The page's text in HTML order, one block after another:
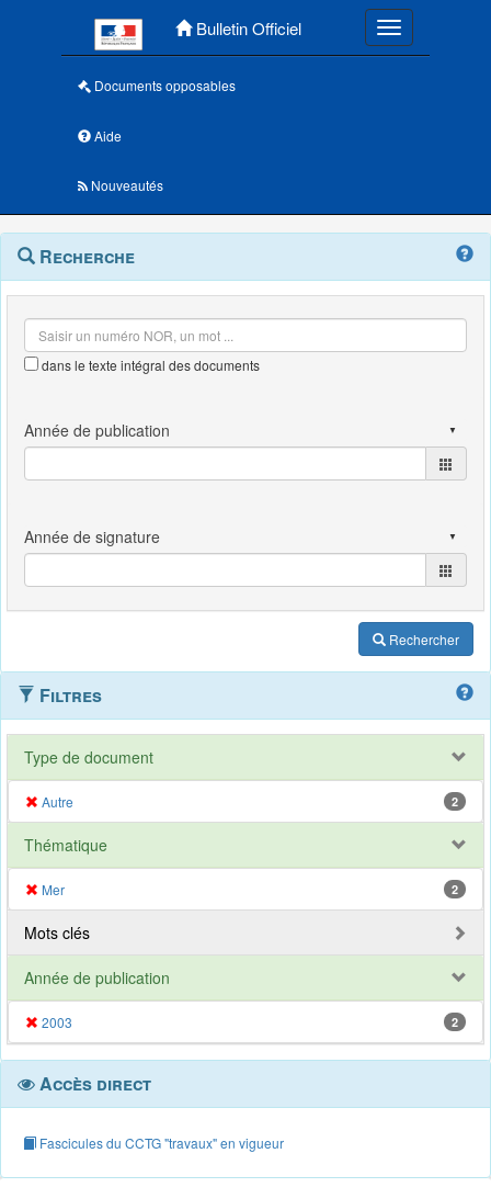
Bulletin Officiel Toggle
Documents opposables
Aide
Nouveautés
Navigation
outils
Menu
contextuel
Recherche
dans le texte intégral des documents
Rechercher
Filtres
Type de document
Autre 2
Thématique
Mer 2
Mots clés
Année de publication
2003 2
Accès direct
Fascicules du CCTG "travaux" en vigueur